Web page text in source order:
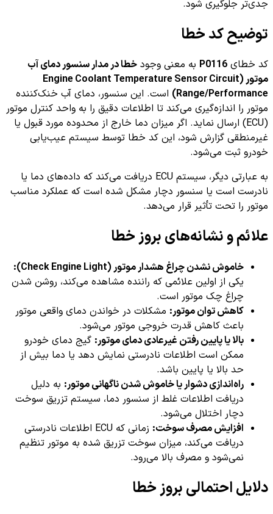
جدی‌تر جلوگیری شود.
توضیح کد خطا
کد خطای P0116 به معنی وجود خطا در مدار سنسور دمای آب
موتور (Engine Coolant Temperature Sensor Circuit
Range/Performance) است. این سنسور، دمای آب خنک‌کننده
موتور را اندازه‌گیری می‌کند تا اطلاعات دقیق را به واحد کنترل موتور
(ECU) ارسال نماید. اگر میزان دما خارج از محدوده مورد قبول یا
غیرمنطقی گزارش شود، این کد خطا توسط سیستم عیب‌یابی
خودرو ثبت می‌شود.
به عبارتی دیگر، سیستم ECU دریافت می‌کند که داده‌های دما یا
نادرست است یا سنسور دچار مشکل شده است که عملکرد مناسب
موتور را تحت تأثیر قرار می‌دهد.
علائم و نشانه‌های بروز خطا
خاموش نشدن چراغ هشدار موتور (Check Engine Light):
یکی از اولین علائمی که راننده مشاهده می‌کند، روشن شدن
چراغ چک موتور است.
کاهش توان موتور: مشکلات در خواندن دمای واقعی موتور
باعث کاهش قدرت خروجی موتور می‌شود.
بالا یا پایین رفتن غیرعادی دمای موتور: گیج دمای خودرو
ممکن است اطلاعات نادرستی نمایش دهد یا دما بیش از
حد بالا یا پایین باشد.
راه‌اندازی دشوار یا خاموش شدن ناگهانی موتور: به دلیل
دریافت اطلاعات غلط از سنسور دما، سیستم تزریق سوخت
دچار اختلال می‌شود.
افزایش مصرف سوخت:
زمانی که ECU اطلاعات نادرستی
دریافت می‌کند، میزان سوخت تزریق شده به موتور تنظیم
نمی‌شود و مصرف بالا می‌رود.
دلایل احتمالی بروز خطا